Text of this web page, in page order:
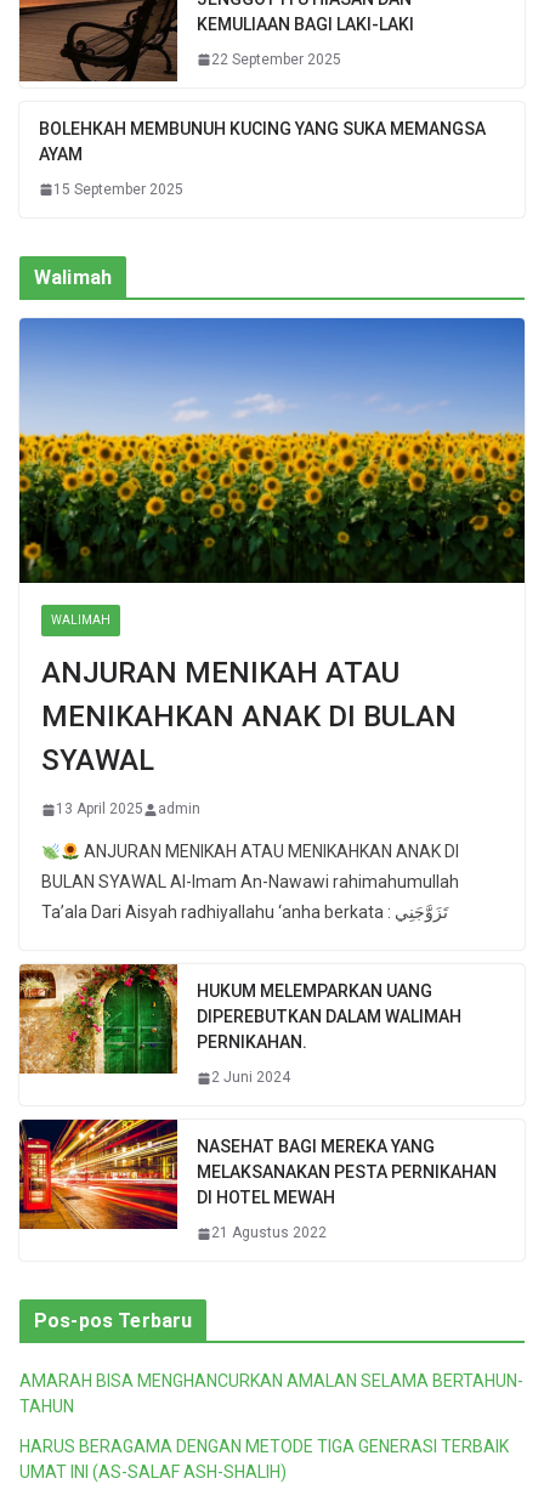
KEMULIAAN BAGI LAKI-LAKI
22 September 2025
BOLEHKAH MEMBUNUH KUCING YANG SUKA MEMANGSA
AYAM
15 September 2025
Walimah
WALIMAH
ANJURAN MENIKAH ATAU
MENIKAHKAN ANAK DI BULAN
SYAWAL
13 April 2025 admin
ANJURAN MENIKAH ATAU MENIKAHKAN ANAK DI
BULAN SYAWAL Al-Imam An-Nawawi rahimahumullah
Ta’ala Dari Aisyah radhiyallahu ‘anha berkata : تَزَوَّجَنِي
HUKUM MELEMPARKAN UANG
DIPEREBUTKAN DALAM WALIMAH
PERNIKAHAN.
2 Juni 2024
NASEHAT BAGI MEREKA YANG
MELAKSANAKAN PESTA PERNIKAHAN
DI HOTEL MEWAH
21 Agustus 2022
Pos-pos Terbaru
AMARAH BISA MENGHANCURKAN AMALAN SELAMA BERTAHUN-
TAHUN
HARUS BERAGAMA DENGAN METODE TIGA GENERASI TERBAIK
UMAT INI (AS-SALAF ASH-SHALIH)